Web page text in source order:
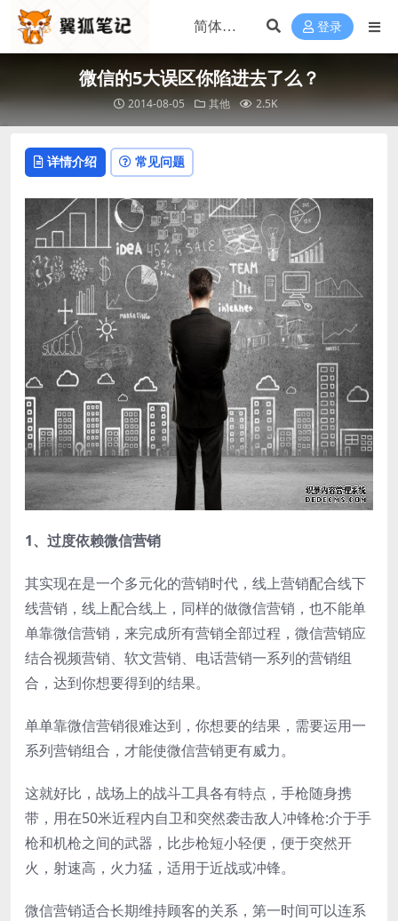
登录
微信的5大误区你陷进去了么？
2014-08-05 其他 2.5K
详情介绍 常见问题
1、过度依赖微信营销
其实现在是一个多元化的营销时代，线上营销配合线下
线营销，线上配合线上，同样的做微信营销，也不能单
单靠微信营销，来完成所有营销全部过程，微信营销应
结合视频营销、软文营销、电话营销一系列的营销组
合，达到你想要得到的结果。
单单靠微信营销很难达到，你想要的结果，需要运用一
系列营销组合，才能使微信营销更有威力。
这就好比，战场上的战斗工具各有特点，手枪随身携
带，用在50米近程内自卫和突然袭击敌人冲锋枪:介于手
枪和机枪之间的武器，比步枪短小轻便，便于突然开
火，射速高，火力猛，适用于近战或冲锋。
微信营销适合长期维持顾客的关系，第一时间可以连系